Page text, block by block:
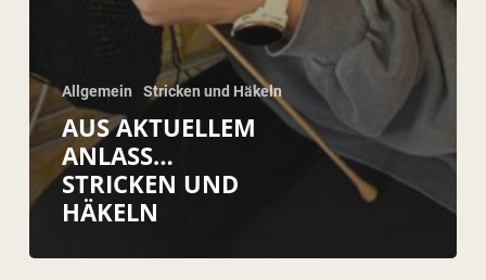
Allgemein Stricken und Häkeln
AUS AKTUELLEM
ANLASS…
STRICKEN UND
HÄKELN